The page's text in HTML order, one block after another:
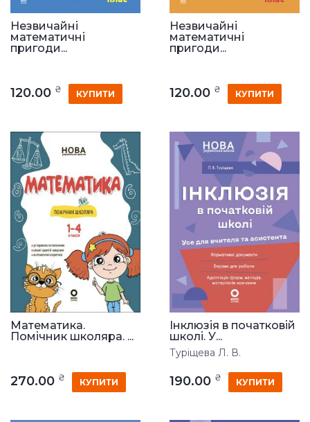
Незвичайні
математичні
пригоди...
120.00 ₴ КУПИТИ
Незвичайні
математичні
пригоди...
120.00 ₴ КУПИТИ
Математика.
Помічник школяра. ...
270.00 ₴ КУПИТИ
Інклюзія в початковій
школі. У...
Туріщева Л. В.
190.00 ₴ КУПИТИ